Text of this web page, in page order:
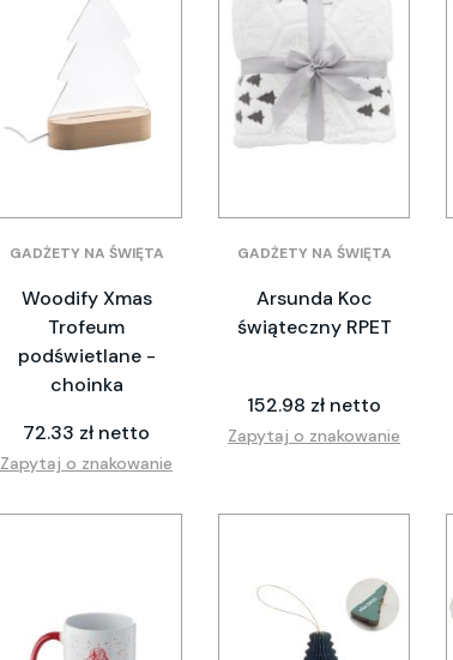
GADŻETY NA ŚWIĘTA
Woodify Xmas
Trofeum
podświetlane -
choinka
72.33 zł netto
Zapytaj o znakowanie
GADŻETY NA ŚWIĘTA
Arsunda Koc
świąteczny RPET
152.98 zł netto
Zapytaj o znakowanie